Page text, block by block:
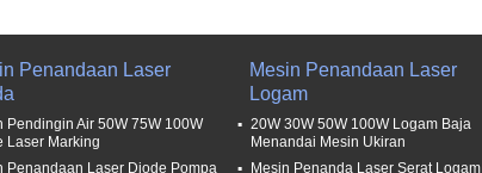
Penandaan Laser
Pendingin Air 50W 75W 100W
Laser Marking
Penandaan Laser Diode Pompa
Mesin Penandaan Laser
Logam
20W 30W 50W 100W Logam Baja
Menandai Mesin Ukiran
Mesin Penanda Laser Serat Logam